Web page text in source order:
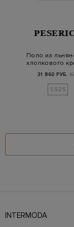
Поло из
хлопкового
31 860 РУБ.
SS25
INTERMODA